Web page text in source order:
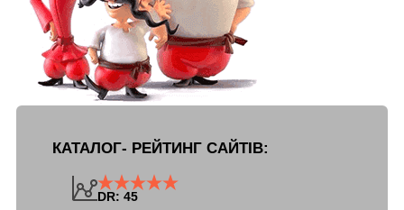
КАТАЛОГ- РЕЙТИНГ САЙТІВ:
DR: 45